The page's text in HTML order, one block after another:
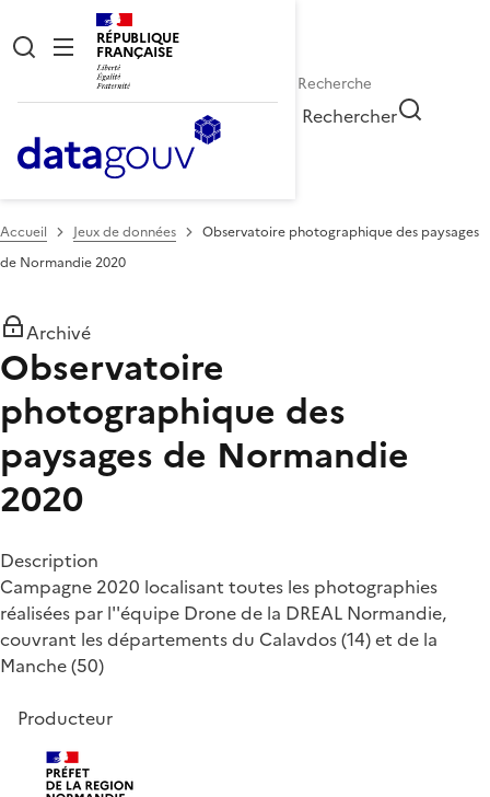
RÉPUBLIQUE
FRANÇAISE
Rechercher
Accueil Jeux de données
Observatoire photographique des paysages
de Normandie 2020
Archivé
Observatoire
photographique des
paysages de Normandie
2020
Description
Campagne 2020 localisant toutes les photographies
réalisées par l''équipe Drone de la DREAL Normandie,
couvrant les départements du Calavdos (14) et de la
Manche (50)
Producteur